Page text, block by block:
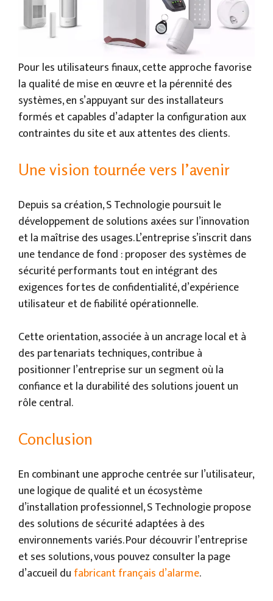
Pour les utilisateurs finaux, cette approche favorise
la qualité de mise en œuvre et la pérennité des
systèmes, en s’appuyant sur des installateurs
formés et capables d’adapter la configuration aux
contraintes du site et aux attentes des clients.
Une vision tournée vers l’avenir
Depuis sa création, S Technologie poursuit le
développement de solutions axées sur l’innovation
et la maîtrise des usages. L’entreprise s’inscrit dans
une tendance de fond : proposer des systèmes de
sécurité performants tout en intégrant des
exigences fortes de confidentialité, d’expérience
utilisateur et de fiabilité opérationnelle.
Cette orientation, associée à un ancrage local et à
des partenariats techniques, contribue à
positionner l’entreprise sur un segment où la
confiance et la durabilité des solutions jouent un
rôle central.
Conclusion
En combinant une approche centrée sur l’utilisateur,
une logique de qualité et un écosystème
d’installation professionnel, S Technologie propose
des solutions de sécurité adaptées à des
environnements variés. Pour découvrir l’entreprise
et ses solutions, vous pouvez consulter la page
d’accueil du fabricant français d’alarme.